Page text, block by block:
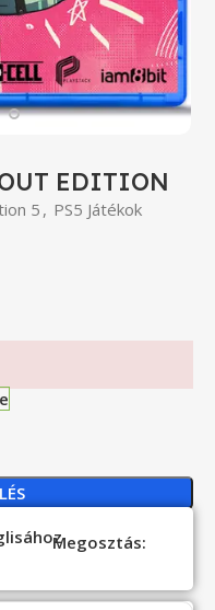
EDITION
5, PS5 Játékok
Megosztás: